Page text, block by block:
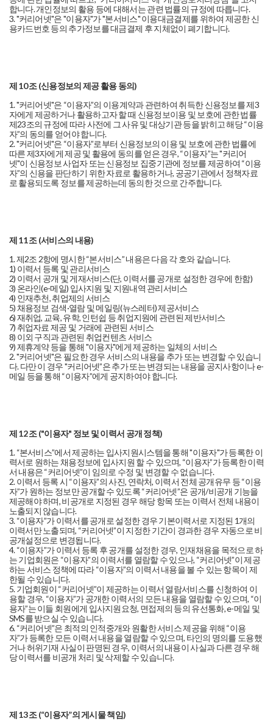
합니다. 개인정보의 활용 등에 대해서는 관련 법률의 규정에 따릅니다.
3. "커리어넷"은 "이용자"가 "본서비스" 이용대금결제를 위하여 제공한 신
용카드번호 등의 추가정보를 대금결제 후 지체없이 폐기합니다.
제 10 조 (신용정보의 제공 활용 동의)
1. "커리어넷"은 “이용자”의 이용계약과 관련하여 취득한 신용정보를 제3
자에게 제공하거나 활용하고자 할 때 신용정보이용 및 보호에 관한 법률
제23조의 규정에 따라 사전에 그 사유 및 대상기관 등을 밝히고 해당 “이용
자”의 동의를 얻어야 합니다.
2. "커리어넷"은 “이용자”로부터 신용정보의 이용 및 보호에 관한 법률에
따른 제3자에게 제공 및 활용에 동의를 얻은 경우, “이용자”는 "커리어
넷"이 신용정보 사업자 또는 신용정보 집중기관에 정보를 제공하여 “이용
자”의 신용을 판단하기 위한 자료로 활용하거나, 공공기관에서 정책자료
로 활용되도록 정보를 제공하는데 동의한 것으로 간주합니다.
제 11 조 (서비스의 내용)
1. 제2조 2항에 명시한 “본서비스” 내용은 다음 각 호와 같습니다.
1) 이력서 등록 및 관리서비스
2) 이력서 공개 및 게재서비스(단, 이력서를 공개로 설정한 경우에 한함)
3) 온라인(e-메일) 입사지원 및 지원내역 관리서비스
4) 인재추천, 취업제의 서비스
5) 채용정보 검색·열람 및 메일링(뉴스레터) 제공서비스
6) 재취업, 교육, 유학, 인턴쉽 등 취업지원에 관련된 제반서비스
7) 취업자료 제공 및 거래에 관련된 서비스
8) 이외 구직과 관련된 취업컨텐츠 서비스
9) 제휴계약 등을 통해 "이용자"에게 제공하는 일체의 서비스
2. "커리어넷"은 필요한 경우 서비스의 내용을 추가 또는 변경할 수 있습니
다. 다만 이 경우 "커리어넷”은 추가 또는 변경되는 내용을 공지사항이나 e-
메일 등을 통해 “이용자”에게 공지하여야 합니다.
제 12 조 ("이용자" 정보 및 이력서 공개 정책)
1. “본서비스”에서 제공하는 입사지원시스템을 통해 "이용자"가 등록한 이
력서로 원하는 채용정보에 입사지원 할 수 있으며, “이용자”가 등록한 이력
서 내용은 “커리어넷”이 임의로 수정 및 변경할 수 없습니다.
2. 이력서 등록 시 “이용자”의 사진, 연락처, 이력서 전체 공개유무 등 “이용
자”가 원하는 정보만 공개할 수 있도록 “커리어넷”은 공개/비공개 기능을
제공해야 하며, 비공개로 지정된 경우 해당 항목 또는 이력서 전체 내용이
노출되지 않습니다.
3. “이용자”가 이력서를 공개로 설정한 경우 기본이력서로 지정된 1개의
이력서만 노출되며, “커리어넷”이 지정한 기간이 경과한 경우 자동으로 비
공개설정으로 변경됩니다.
4. “이용자”가 이력서 등록 후 공개를 설정한 경우, 인재채용을 목적으로 하
는 기업회원은 “이용자”의 이력서를 열람할 수 있으나, “커리어넷”이 제공
하는 서비스 정책에 따라 “이용자”의 이력서 내용을 볼 수 있는 항목이 제
한될 수 있습니다.
5. 기업회원이 “커리어넷”이 제공하는 이력서 열람서비스를 신청하여 이
용할 경우, “이용자”가 공개한 이력서의 모든 내용을 열람할 수 있으며, “이
용자”는 이들 회원에게 입사지원요청, 면접제의 등의 유선통화, e-메일 및
SMS를 받으실 수 있습니다.
6. “커리어넷”은 최적의 인적중개와 원활한 서비스 제공을 위해 “이용
자”가 등록한 모든 이력서 내용을 열람할 수 있으며, 타인의 명의를 도용했
거나 허위기재 사실이 판명된 경우, 이력서의 내용이 사실과 다른 경우 해
당 이력서를 비공개 처리 및 삭제할 수 있습니다.
제 13 조 (“이용자”의 게시물 책임)